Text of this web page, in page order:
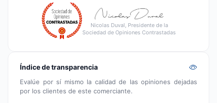
Nicolas Duval, Presidente de la
Sociedad de Opiniones Contrastadas
Índice de transparencia
Evalúe por sí mismo la calidad de las opiniones dejadas
por los clientes de este comerciante.